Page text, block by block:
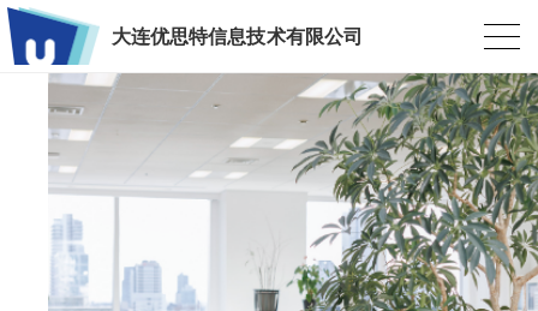
大连优思特信息技术有限公司